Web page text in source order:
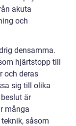
akuta
och
densamma.
hjärtstopp till
och deras
sig till olika
är
många
såsom